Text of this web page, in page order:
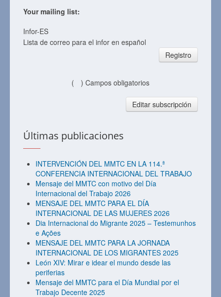
Your mailing list:
Infor-ES
Lista de correo para el infor en español
Registro
( ) Campos obligatorios
Editar subscripción
Últimas publicaciones
INTERVENCIÓN DEL MMTC EN LA 114.ª
CONFERENCIA INTERNACIONAL DEL TRABAJO
Mensaje del MMTC con motivo del Día
Internacional del Trabajo 2026
MENSAJE DEL MMTC PARA EL DÍA
INTERNACIONAL DE LAS MUJERES 2026
Dia Internacional do Migrante 2025 – Testemunhos
e Ações
MENSAJE DEL MMTC PARA LA JORNADA
INTERNACIONAL DE LOS MIGRANTES 2025
León XIV: Mirar e idear el mundo desde las
periferias
Mensaje del MMTC para el Día Mundial por el
Trabajo Decente 2025